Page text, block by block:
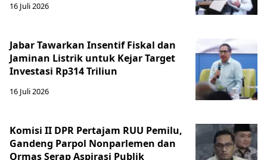
16 Juli 2026
Jabar Tawarkan Insentif Fiskal dan
Jaminan Listrik untuk Kejar Target
Investasi Rp314 Triliun
16 Juli 2026
Komisi II DPR Pertajam RUU Pemilu,
Gandeng Parpol Nonparlemen dan
Ormas Serap Aspirasi Publik